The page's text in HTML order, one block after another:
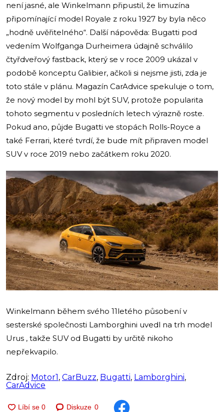
není jasné, ale Winkelmann připustil, že limuzína
připomínající model Royale z roku 1927 by byla něco
„hodně uvěřitelného“. Další nápověda: Bugatti pod
vedením Wolfganga Durheimera údajně schválilo
čtyřdveřový fastback, který se v roce 2009 ukázal v
podobě konceptu Galibier, ačkoli si nejsme jisti, zda je
toto stále v plánu. Magazín CarAdvice spekuluje o tom,
že nový model by mohl být SUV, protože popularita
tohoto segmentu v posledních letech výrazně roste.
Pokud ano, půjde Bugatti ve stopách Rolls-Royce a
také Ferrari, které tvrdí, že bude mít připraven model
SUV v roce 2019 nebo začátkem roku 2020.
Winkelmann během svého 11letého působení v
sesterské společnosti Lamborghini uvedl na trh model
Urus , takže SUV od Bugatti by určitě nikoho
nepřekvapilo.
Zdroj: Motor1, CarBuzz, Bugatti, Lamborghini,
CarAdvice
Diskuze 0